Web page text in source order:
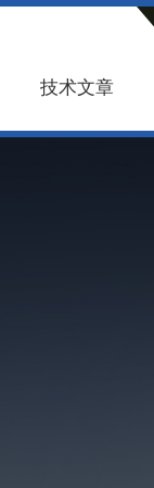
技术文章